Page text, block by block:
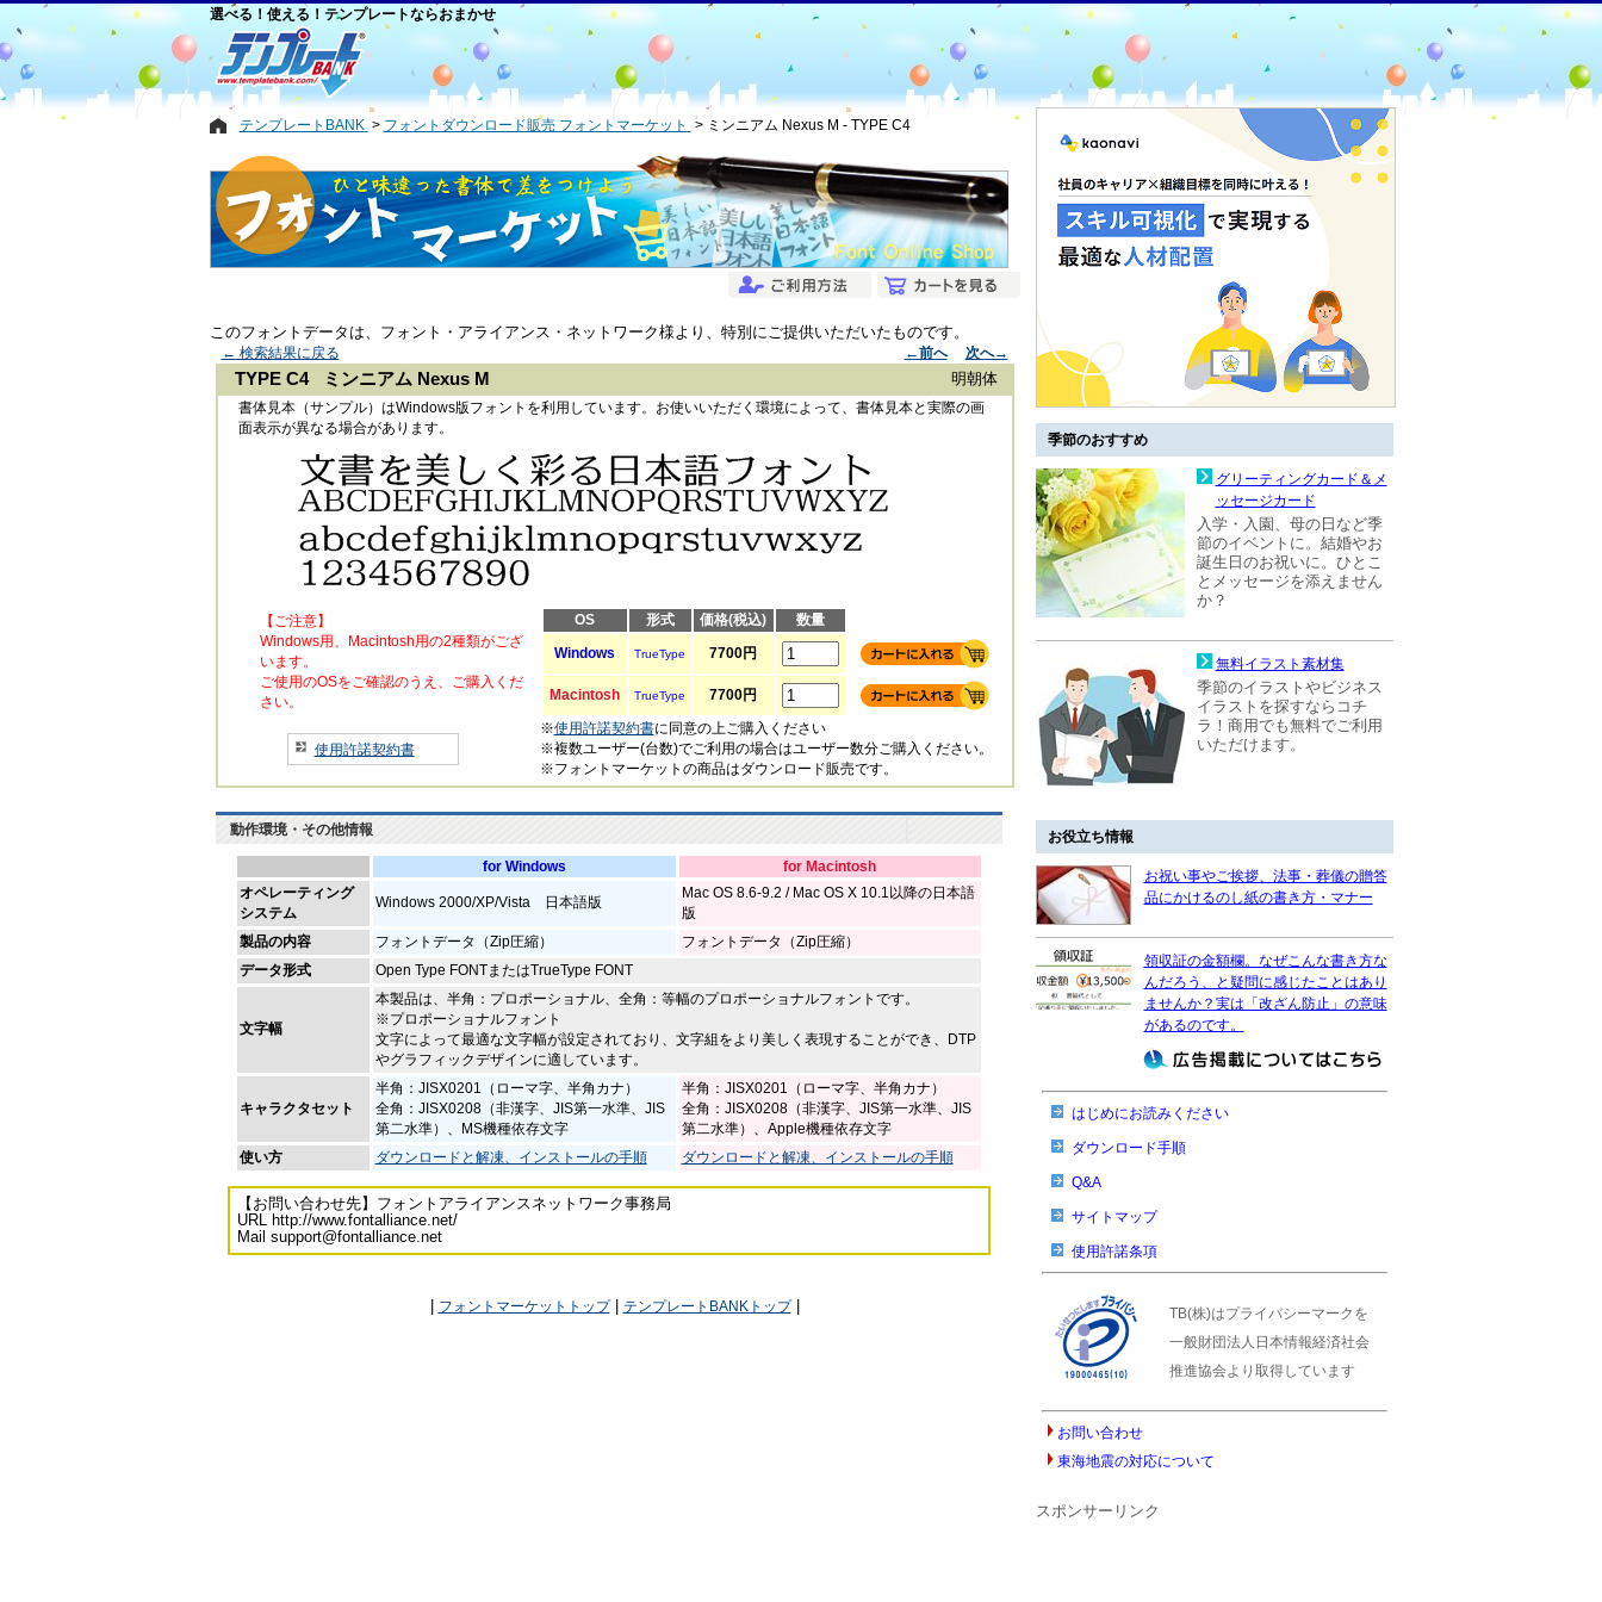
選べる！使える！テンプレートならおまかせ
テンプレートBANK フォントダウンロード販売 フォントマーケット ミンニアム Nexus M - TYPE C4
このフォントデータは、フォント・アライアンス・ネットワーク様より、特別にご提供いただいたものです。
← 検索結果に戻る ←前へ 次へ→
TYPE C4 ミンニアム Nexus M 明朝体
書体見本（サンプル）はWindows版フォントを利用しています。お使いいただく環境によって、書体見本と実際の画
面表示が異なる場合があります。
【ご注意】
Windows用、Macintosh用の2種類がござ
います。
ご使用のOSをご確認のうえ、ご購入くだ
さい。
使用許諾契約書
OS 形式 価格(税込)
数量
Windows
TrueType 7700円
Macintosh TrueType
7700円
※使用許諾契約書に同意の上ご購入ください
※複数ユーザー(台数)でご利用の場合はユーザー数分ご購入ください。
※フォントマーケットの商品はダウンロード販売です。
動作環境・その他情報
for Windows
for Macintosh
オペレーティング
システム
Windows 2000/XP/Vista 日本語版
Mac OS 8.6-9.2 / Mac OS X 10.1以降の日本語
版
製品の内容
フォントデータ（Zip圧縮）
フォントデータ（Zip圧縮）
データ形式
Open Type FONTまたはTrueType FONT
文字幅
本製品は、半角：プロポーショナル、全角：等幅のプロポーショナルフォントです。
※プロポーショナルフォント
文字によって最適な文字幅が設定されており、文字組をより美しく表現することができ、DTP
やグラフィックデザインに適しています。
キャラクタセット
半角：JISX0201（ローマ字、半角カナ）
全角：JISX0208（非漢字、JIS第一水準、JIS
第二水準）、MS機種依存文字
半角：JISX0201（ローマ字、半角カナ）
全角：JISX0208（非漢字、JIS第一水準、JIS
第二水準）、Apple機種依存文字
使い方
ダウンロードと解凍、インストールの手順 ダウンロードと解凍、インストールの手順
【お問い合わせ先】フォントアライアンスネットワーク事務局
URL http://www.fontalliance.net/
Mail support@fontalliance.net
フォントマーケットトップ| テンプレートBANKトップ|
季節のおすすめ
グリーティングカード＆メ
ッセージカード
入学・入園、母の日など季
節のイベントに。結婚やお
誕生日のお祝いに。ひとこ
とメッセージを添えません
か？
無料イラスト素材集
季節のイラストやビジネス
イラストを探すならコチ
ラ！商用でも無料でご利用
いただけます。
お役立ち情報
お祝い事やご挨拶、法事・葬儀の贈答
品にかけるのし紙の書き方・マナー
領収証の金額欄。なぜこんな書き方な
んだろう、と疑問に感じたことはあり
ませんか？実は「改ざん防止」の意味
があるのです。
はじめにお読みください
ダウンロード手順
Q&A
サイトマップ
使用許諾条項
TB(株)はプライバシーマークを
一般財団法人日本情報経済社会
推進協会より取得しています
お問い合わせ
東海地震の対応について
スポンサーリンク